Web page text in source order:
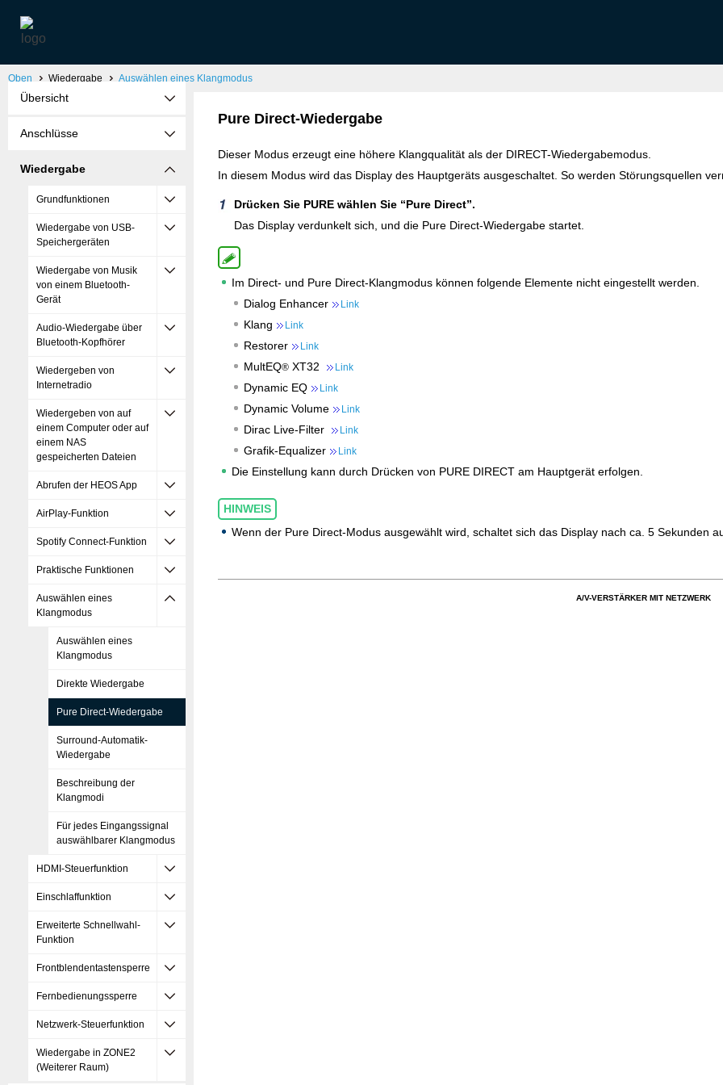
Oben Wiedergabe Auswählen eines Klangmodus
Übersicht
Anschlüsse
Wiedergabe
Grundfunktionen
Wiedergabe von USB-
Speichergeräten
Wiedergabe von Musik
von einem Bluetooth-
Gerät
Audio-Wiedergabe über
Bluetooth-Kopfhörer
Wiedergeben von
Internetradio
Wiedergeben von auf
einem Computer oder auf
einem NAS
gespeicherten Dateien
Abrufen der HEOS App
AirPlay-Funktion
Spotify Connect-Funktion
Praktische Funktionen
Auswählen eines
Klangmodus
Auswählen eines
Klangmodus
Direkte Wiedergabe
Pure Direct-Wiedergabe
Surround-Automatik-
Wiedergabe
Beschreibung der
Klangmodi
Für jedes Eingangssignal
auswählbarer Klangmodus
HDMI-Steuerfunktion
Einschlaffunktion
Erweiterte Schnellwahl-
Funktion
Frontblendentastensperre
Fernbedienungssperre
Netzwerk-Steuerfunktion
Wiedergabe in ZONE2
(Weiterer Raum)
Pure Direct-Wiedergabe
Dieser Modus erzeugt eine höhere Klangqualität als der DIRECT-Wiedergabemodus.
In diesem Modus wird das Display des Hauptgeräts ausgeschaltet. So werden Störungsquellen
Drücken Sie PURE wählen Sie “Pure Direct”.
Das Display verdunkelt sich, und die Pure Direct-Wiedergabe startet.
Im Direct- und Pure Direct-Klangmodus können folgende Elemente nicht eingestellt werden.
Dialog Enhancer
Link
Klang Link
Restorer Link
MultEQ® XT32 Link
Dynamic EQ Link
Dynamic Volume Link
Dirac Live-Filter Link
Grafik-Equalizer Link
Die Einstellung kann durch Drücken von PURE DIRECT am Hauptgerät erfolgen.
HINWEIS
Wenn der Pure Direct-Modus ausgewählt wird, schaltet sich das Display nach ca. 5 Sekunden
A/V-VERSTÄRKER MIT NETZWERK